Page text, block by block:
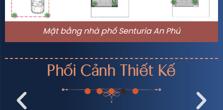
Mặt bằng nhà phố Senturia An Phú
Phối Cảnh Thiết Kế